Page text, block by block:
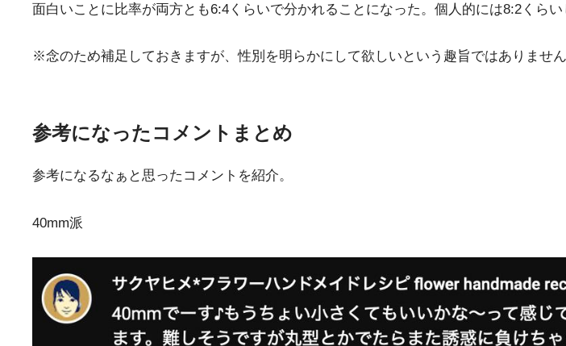
面白いことに比率が両方とも6:4くらいで分かれることになった。個人的には8:2くら
※念のため補足しておきますが、性別を明らかにして欲しいという趣旨ではありません
参考になったコメントまとめ
参考になるなぁと思ったコメントを紹介。
40mm派